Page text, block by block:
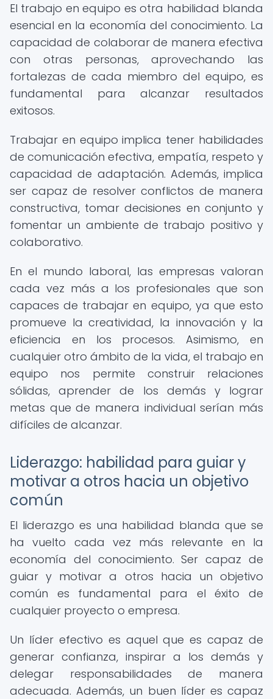
El trabajo en equipo es otra habilidad blanda
esencial en la economía del conocimiento. La
capacidad de colaborar de manera efectiva
con otras personas, aprovechando las
fortalezas de cada miembro del equipo, es
fundamental para alcanzar resultados
exitosos.
Trabajar en equipo implica tener habilidades
de comunicación efectiva, empatía, respeto y
capacidad de adaptación. Además, implica
ser capaz de resolver conflictos de manera
constructiva, tomar decisiones en conjunto y
fomentar un ambiente de trabajo positivo y
colaborativo.
En el mundo laboral, las empresas valoran
cada vez más a los profesionales que son
capaces de trabajar en equipo, ya que esto
promueve la creatividad, la innovación y la
eficiencia en los procesos. Asimismo, en
cualquier otro ámbito de la vida, el trabajo en
equipo nos permite construir relaciones
sólidas, aprender de los demás y lograr
metas que de manera individual serían más
difíciles de alcanzar.
Liderazgo: habilidad para guiar y
motivar a otros hacia un objetivo
común
El liderazgo es una habilidad blanda que se
ha vuelto cada vez más relevante en la
economía del conocimiento. Ser capaz de
guiar y motivar a otros hacia un objetivo
común es fundamental para el éxito de
cualquier proyecto o empresa.
Un líder efectivo es aquel que es capaz de
generar confianza, inspirar a los demás y
delegar responsabilidades de manera
adecuada. Además, un buen líder es capaz